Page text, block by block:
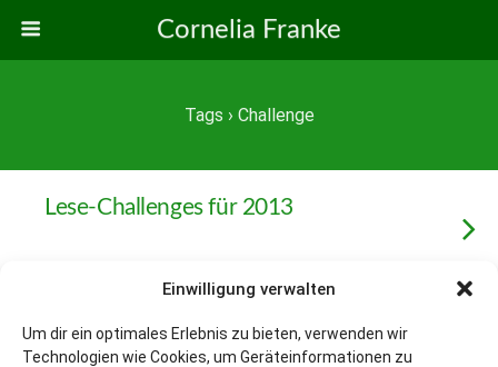
Einwilligung verwalten
Um dir ein optimales Erlebnis zu bieten, verwenden wir
Technologien wie Cookies, um Geräteinformationen zu
Cornelia Franke
Tags › Challenge
Lese-Challenges für 2013
Zum Seitenanfang